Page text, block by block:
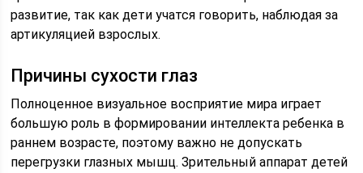
развитие, так как дети учатся говорить, наблюдая за
артикуляцией взрослых.
Причины сухости глаз
Полноценное визуальное восприятие мира играет
большую роль в формировании интеллекта ребенка в
раннем возрасте, поэтому важно не допускать
перегрузки глазных мышц. Зрительный аппарат детей